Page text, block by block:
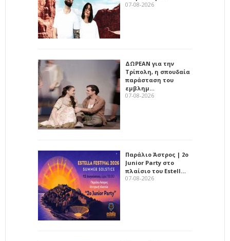
07-08-2026
ΔΩΡΕΑΝ για την
Τρίπολη, η σπουδαία
παράσταση του
εμβλημ…
07-08-2026
Παράλιο Άστρος | 2ο
Junior Party στο
πλαίσιο του Estell…
07-08-2026